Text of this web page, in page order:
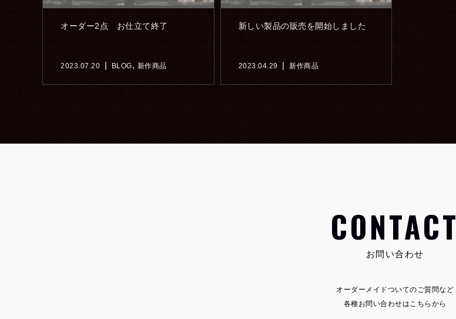
オーダー2点 お仕立て終了
2023.07.20 BLOG, 新作商品
新しい製品の販売を開始しました
2023.04.29 新作商品
CONTACT
お問い合わせ
オーダーメイドついてのご質問など
各種お問い合わせはこちらから